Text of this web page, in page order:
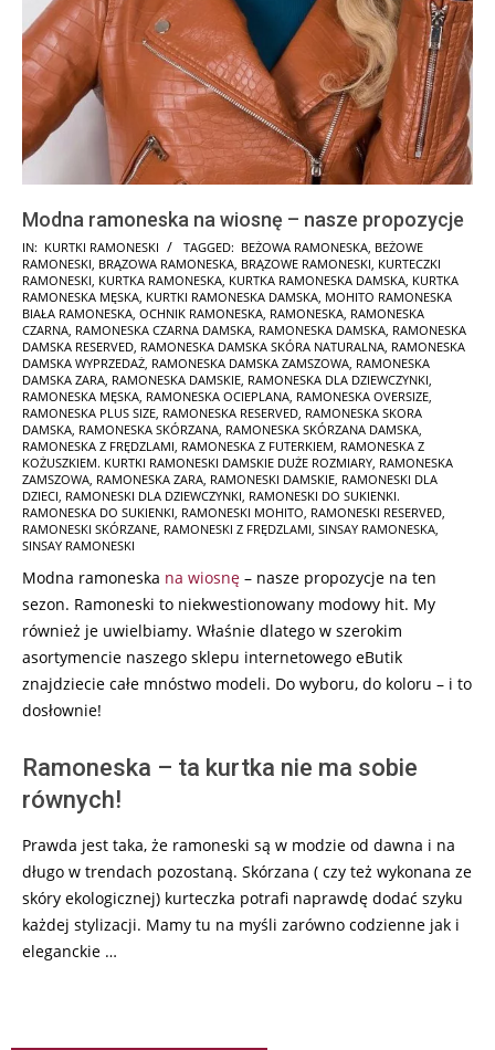
Modna ramoneska na wiosnę – nasze propozycje
2025-
01-
30
IN: KURTKI RAMONESKI TAGGED: BEŻOWA RAMONESKA BEŻOWE
RAMONESKI BRĄZOWA RAMONESKA BRĄZOWE RAMONESKI KURTECZKI
RAMONESKI KURTKA RAMONESKA KURTKA RAMONESKA DAMSKA KURTKA
RAMONESKA MĘSKA KURTKI RAMONESKA DAMSKA MOHITO RAMONESKA
BIAŁA RAMONESKA OCHNIK RAMONESKA RAMONESKA RAMONESKA
CZARNA RAMONESKA CZARNA DAMSKA RAMONESKA DAMSKA RAMONESKA
DAMSKA RESERVED RAMONESKA DAMSKA SKÓRA NATURALNA RAMONESKA
DAMSKA WYPRZEDAŻ RAMONESKA DAMSKA ZAMSZOWA RAMONESKA
DAMSKA ZARA RAMONESKA DAMSKIE RAMONESKA DLA DZIEWCZYNKI
RAMONESKA MĘSKA RAMONESKA OCIEPLANA RAMONESKA OVERSIZE
RAMONESKA PLUS SIZE RAMONESKA RESERVED RAMONESKA SKORA
DAMSKA RAMONESKA SKÓRZANA RAMONESKA SKÓRZANA DAMSKA
RAMONESKA Z FRĘDZLAMI RAMONESKA Z FUTERKIEM RAMONESKA Z
KOŻUSZKIEM. KURTKI RAMONESKI DAMSKIE DUŻE ROZMIARY RAMONESKA
ZAMSZOWA RAMONESKA ZARA RAMONESKI DAMSKIE RAMONESKI DLA
DZIECI RAMONESKI DLA DZIEWCZYNKI RAMONESKI DO SUKIENKI.
RAMONESKA DO SUKIENKI RAMONESKI MOHITO RAMONESKI RESERVED
RAMONESKI SKÓRZANE RAMONESKI Z FRĘDZLAMI SINSAY RAMONESKA
SINSAY RAMONESKI
Modna ramoneska na wiosnę – nasze propozycje na ten
sezon. Ramoneski to niekwestionowany modowy hit. My
również je uwielbiamy. Właśnie dlatego w szerokim
asortymencie naszego sklepu internetowego eButik
znajdziecie całe mnóstwo modeli. Do wyboru, do koloru – i to
dosłownie!
Ramoneska – ta kurtka nie ma sobie
równych!
Prawda jest taka, że ramoneski są w modzie od dawna i na
długo w trendach pozostaną. Skórzana ( czy też wykonana ze
skóry ekologicznej) kurteczka potrafi naprawdę dodać szyku
każdej stylizacji. Mamy tu na myśli zarówno codzienne jak i
eleganckie …